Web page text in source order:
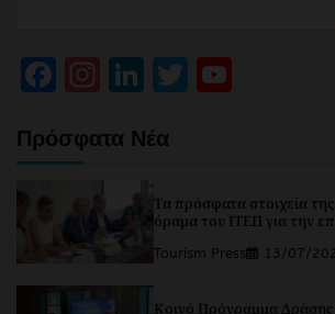
Facebook
Instagram
LinkedIn
Twitter
Πρόσφατα Νέα
Τα πρόσφατα στοιχεία της
όραμα του ΙΤΕΠ για την
Tourism Press 13/07/
Κοινό Πρόγραμμα Δράσης